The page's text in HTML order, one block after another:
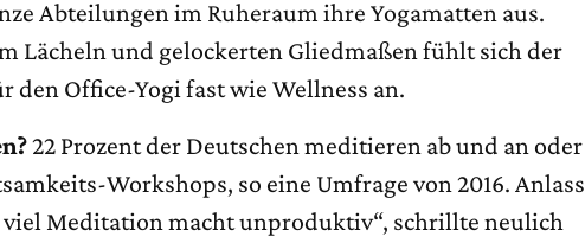
Abteilungen im Ruheraum ihre Yogamatten aus.
Lächeln und gelockerten Gliedmaßen fühlt sich der
den Office-Yogi fast wie Wellness an.
22 Prozent der Deutschen meditieren ab und an oder
Workshops, so eine Umfrage von 2016. Anlass
viel Meditation macht unproduktiv“, schrillte neulich